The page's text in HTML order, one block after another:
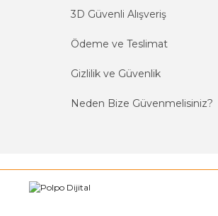
3D Güvenli Alışveriş
Ödeme ve Teslimat
Gizlilik ve Güvenlik
Neden Bize Güvenmelisiniz?